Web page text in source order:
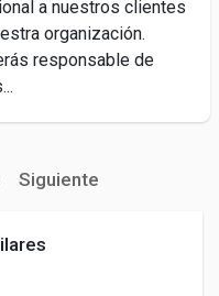
a nuestros clientes
organización.
responsable de
Siguiente